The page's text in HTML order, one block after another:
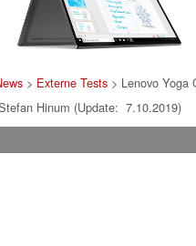
> Externe Tests> Lenovo Yoga
Hinum (Update: 7.10.2019)